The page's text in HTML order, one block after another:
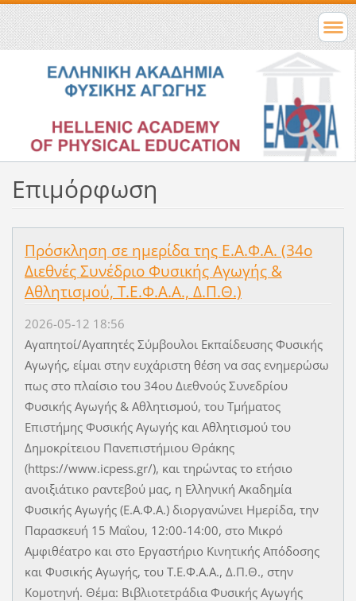
Επιμόρφωση
Πρόσκληση σε ημερίδα της Ε.Α.Φ.Α. (34ο
Διεθνές Συνέδριο Φυσικής Αγωγής &
Αθλητισμού, Τ.Ε.Φ.Α.Α., Δ.Π.Θ.)
2026-05-12 18:56
Αγαπητοί/Αγαπητές Σύμβουλοι Εκπαίδευσης Φυσικής
Αγωγής, είμαι στην ευχάριστη θέση να σας ενημερώσω
πως στο πλαίσιο του 34ου Διεθνούς Συνεδρίου
Φυσικής Αγωγής & Αθλητισμού, του Τμήματος
Επιστήμης Φυσικής Αγωγής και Αθλητισμού του
Δημοκρίτειου Πανεπιστήμιου Θράκης
(https://www.icpess.gr/), και τηρώντας το ετήσιο
ανοιξιάτικο ραντεβού μας, η Ελληνική Ακαδημία
Φυσικής Αγωγής (Ε.Α.Φ.Α.) διοργανώνει Ημερίδα, την
Παρασκευή 15 Μαΐου, 12:00-14:00, στο Μικρό
Αμφιθέατρο και στο Εργαστήριο Κινητικής Απόδοσης
και Φυσικής Αγωγής, του Τ.Ε.Φ.Α.Α., Δ.Π.Θ., στην
Κομοτηνή. Θέμα: Βιβλιοτετράδια Φυσικής Αγωγής